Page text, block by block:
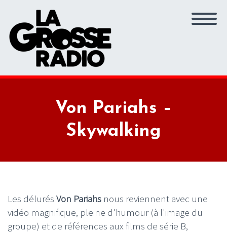
Von Pariahs –
Skywalking
Les délurés Von Pariahs nous reviennent avec une
vidéo magnifique, pleine d'humour (à l'image du
groupe) et de références aux films de série B,